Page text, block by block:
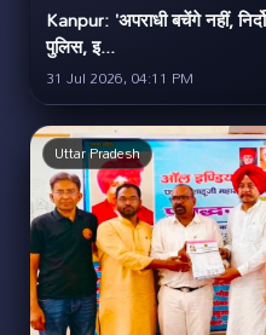
Kanpur: 'अपराधी बचेंगे नहीं,
पुलिस, इ...
31 Jul 2026, 04:11 PM
Uttar Pradesh